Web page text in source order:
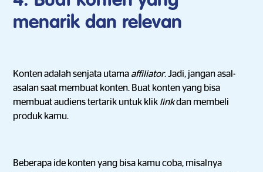
menarik dan relevan
Konten adalah senjata utama affiliator. Jadi, jangan asal-
asalan saat membuat konten. Buat konten yang bisa
membuat audiens tertarik untuk klik linkdan membeli
produk kamu.
Beberapa ide konten yang bisa kamu coba, misalnya